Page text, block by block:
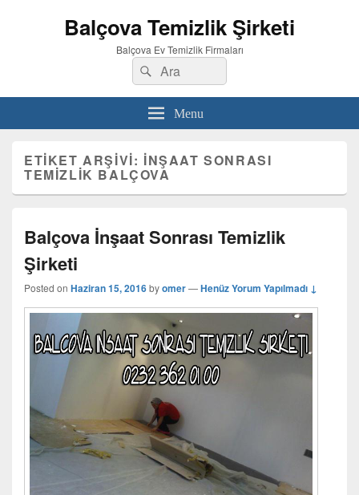
Balçova Temizlik Şirketi
Balçova Ev Temizlik Firmaları
Search
for:
Ara
Menu
ETIKET ARŞIVI: INŞAAT SONRASI
TEMIZLIK BALÇOVA
Balçova İnşaat Sonrası Temizlik
Şirketi
Posted on Haziran 15, 2016byomer—Henüz Yorum Yapılmadı ↓